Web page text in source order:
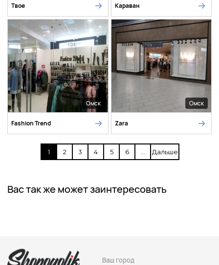
Твое Караван
Омск
Fashion Trend
Омск
Zara
1 2 3 4 5 6 Дальше
Вас так же может заинтересовать
Ваш город